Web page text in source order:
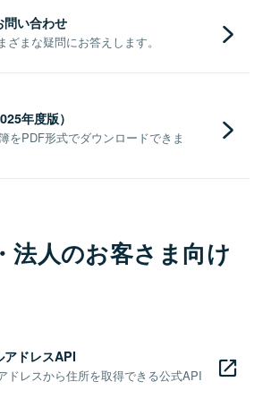
問い合わせ
まな疑問にお答えします。
年度版）
をPDF形式でダウンロードできま
法人のお客さま向け
アドレスAPI
ドレスから住所を取得できる公式API